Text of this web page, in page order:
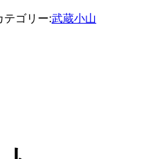
テゴリー:武蔵小山